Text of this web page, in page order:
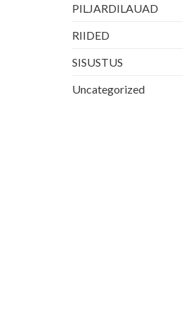
PILJARDILAUAD
RIIDED
SISUSTUS
Uncategorized